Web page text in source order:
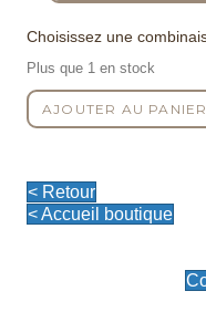
Choisissez une
Plus que 1 en stock
quantité
de
AJOUTER AU PANIER
< Retour
< Accueil boutique